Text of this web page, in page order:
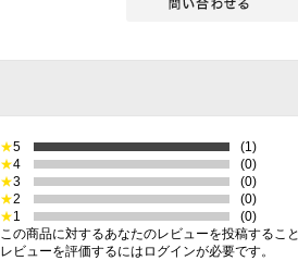
★5
(1)
★4
(0)
★3
(0)
★2
(0)
★1
(0)
この商品に対するあなたのレビューを投稿するこ
レビューを評価するには ログインが必要です。